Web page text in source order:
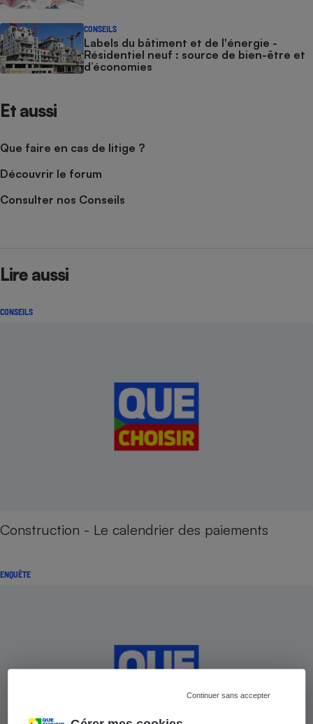
Continuer sans accepter
CONSEILS
Labels du bâtiment et de l'énergie -
Résidentiel neuf : source de bien-être et
d’économies
Et aussi
Que faire en cas de litige ?
Découvrir le forum
Consulter nos Conseils
Lire aussi
CONSEILS
Construction - Le calendrier des paiements
ENQUÊTE